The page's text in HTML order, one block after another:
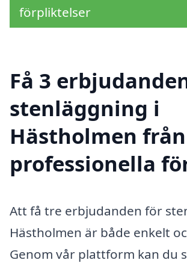
förpliktelser
Få 3
stenläggning i
Hästholmen från
professionella
Att få tre erbjudanden för
Hästholmen är både enkelt
Genom vår plattform kan du